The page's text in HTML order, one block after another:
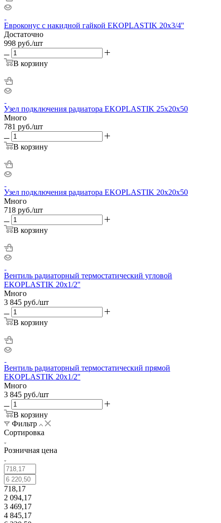
Евроконус с накидной гайкой EKOPLASTIK 20х3/4''
Достаточно
998 руб./шт
В корзину
Узел подключения радиатора EKOPLASTIK 25х20х50
Много
781 руб./шт
В корзину
Узел подключения радиатора EKOPLASTIK 20х20х50
Много
718 руб./шт
В корзину
Вентиль радиаторный термостатический угловой
EKOPLASTIK 20х1/2''
Много
3 845 руб./шт
В корзину
Вентиль радиаторный термостатический прямой
EKOPLASTIK 20х1/2''
Много
3 845 руб./шт
В корзину
Фильтр
Сортировка
Розничная цена
718,17
2 094,17
3 469,17
4 845,17